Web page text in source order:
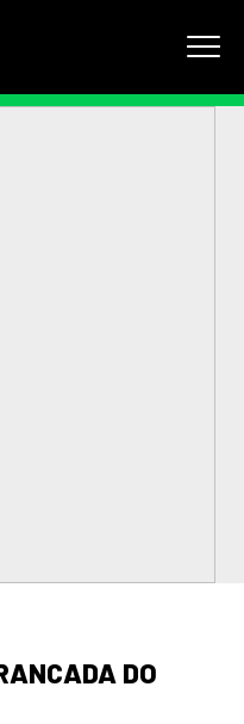
DO